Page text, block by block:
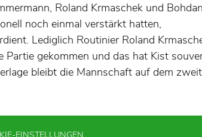
Roland Krmaschek und Bohdan
noch einmal verstärkt hatten,
Lediglich Routinier Roland
gekommen und das hat Kist
bleibt die Mannschaft auf dem